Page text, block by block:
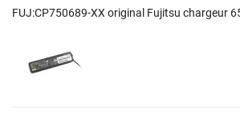
FUJ:CP750689-XX original Fujitsu chargeur